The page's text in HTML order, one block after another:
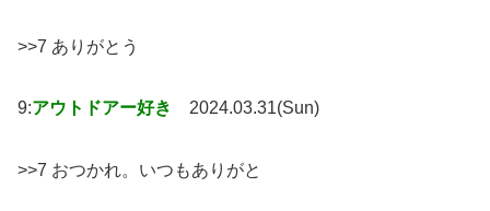
>>7 ありがとう
9:アウトドアー好き 2024.03.31(Sun)
>>7 おつかれ。いつもありがと